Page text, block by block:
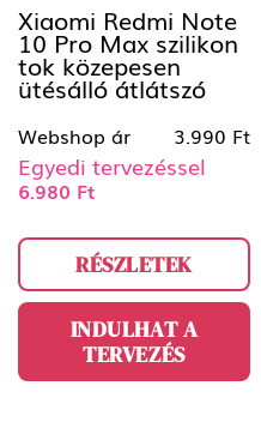
Xiaomi Redmi Note
10 Pro Max szilikon
tok közepesen
ütésálló átlátszó
Webshop ár 3.990 Ft
Egyedi tervezéssel
6.980 Ft
RÉSZLETEK
INDULHAT A
TERVEZÉS